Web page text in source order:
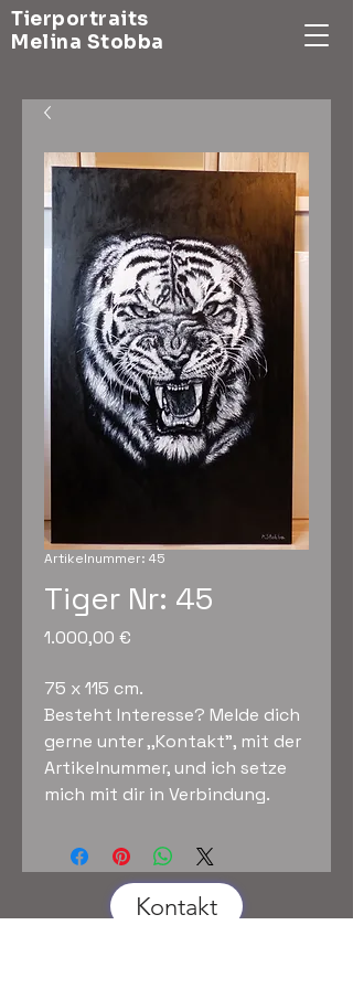
Tierportraits
Melina Stobba
Artikelnummer: 45
Tiger Nr: 45
1.000,00 €
75 x 115 cm.
Besteht Interesse? Melde dich
gerne unter ,,Kontakt", mit der
Artikelnummer, und ich setze
mich mit dir in Verbindung.
Kontakt